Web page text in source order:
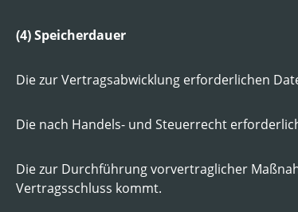
(4) Speicherdauer
Die zur Vertragsabwicklung erforderlichen
Die nach Handels- und Steuerrecht
Die zur Durchführung vorvertraglicher
Vertragsschluss kommt.